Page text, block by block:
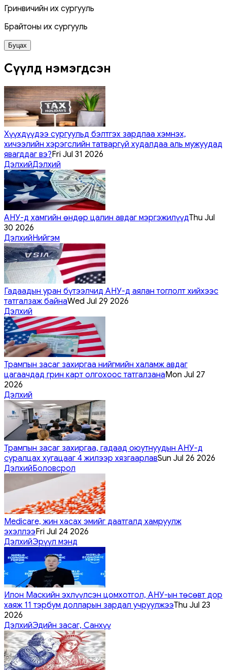
Гринвичийн их сургууль
Брайтоны их сургууль
Буцах
Сүүлд нэмэгдсэн
Хүүхдүүдээ сургуульд бэлтгэх зардлаа хэмнэх,
хичээлийн хэрэгслийн татваргүй худалдаа аль мужуудад
явагддаг вэ?Fri Jul 31 2026
ДэлхийДэлхий
АНУ-д хамгийн өндөр цалин авдаг мэргэжилүүдThu Jul
30 2026
ДэлхийНийгэм
Гадаадын уран бүтээлчид АНУ-д аялан тоглолт хийхээс
татгалзаж байнаWed Jul 29 2026
Дэлхий
Трампын засаг захиргаа нийгмийн халамж авдаг
цагаачдад грин карт олгохоос татгалзанаMon Jul 27
2026
Дэлхий
Трампын засаг захиргаа, гадаад оюутнуудын АНУ-д
суралцах хугацааг 4 жилээр хязгаарлавSun Jul 26 2026
ДэлхийБоловсрол
Medicare, жин хасах эмийг даатгалд хамруулж
эхэллээFri Jul 24 2026
ДэлхийЭрүүл мэнд
Илон Маскийн эхлүүлсэн цомхотгол, АНУ-ын төсөвт дор
хаяж 11 тэрбум долларын зардал учруулжээThu Jul 23
2026
ДэлхийЭдийн засаг, Санхүү